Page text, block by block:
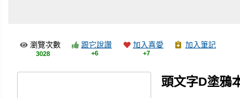
瀏覽次數
3028
跟它說讚
+6
加入喜愛
+7
加入筆記
頭文字D塗鴉